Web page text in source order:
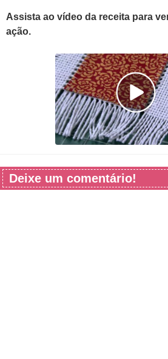
Assista ao vídeo da receita para
ação.
Deixe um comentário!